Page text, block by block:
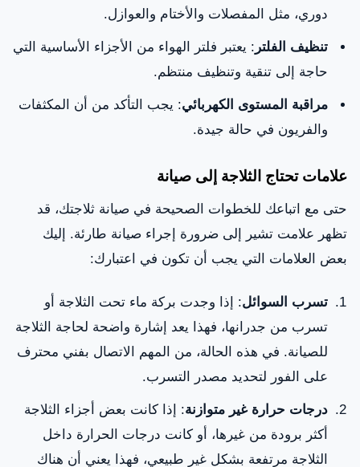
دوري، مثل المفصلات والأختام والعوازل.
تنظيف الفلتر : يعتبر فلتر الهواء من الأجزاء الأساسية التي
حاجة إلى تنقية وتنظيف منتظم.
مراقبة المستوى الكهربائي: يجب التأكد من أن المكثفات
والفريون في حالة جيدة.
علامات تحتاج الثلاجة إلى صيانة
حتى مع اتباعك للخطوات الصحيحة في صيانة ثلاجتك، قد
تظهر علامت تشير إلى ضرورة إجراء صيانة طارئة. إليك
بعض العلامات التي يجب أن تكون في اعتبارك:
تسرب السوائل: إذا وجدت بركة ماء تحت الثلاجة أو
تسرب من جدرانها، فهذا يعد إشارة واضحة لحاجة الثلاجة
للصيانة. في هذه الحالة، من المهم الاتصال بفني محترف
على الفور لتحديد مصدر التسرب.
درجات حرارة غير متوازنة: إذا كانت بعض أجزاء الثلاجة
أكثر برودة من غيرها، أو كانت درجات الحرارة داخل
الثلاجة مرتفعة بشكل غير طبيعي، فهذا يعني أن هناك